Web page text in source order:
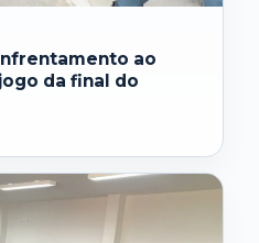
ao
da final do